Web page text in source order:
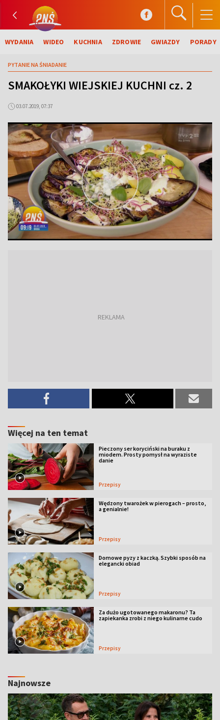
WYDANIA WIDEO KUCHNIA ZDROWIE GWIAZDY PORADY
PYTANIE NA ŚNIADANIE
SMAKOŁYKI WIEJSKIEJ KUCHNI cz. 2
03.07.2019, 07:37
Więcej na ten temat
Pieczony ser koryciński na buraku z
miodem. Prosty pomysł na wyraziste
danie
Przepisy
Wędzony twarożek w pierogach – prosto,
a genialnie!
Przepisy
Domowe pyzy z kaczką. Szybki sposób na
elegancki obiad
Przepisy
Za dużo ugotowanego makaronu? Ta
zapiekanka zrobi z niego kulinarne cudo
Przepisy
Najnowsze